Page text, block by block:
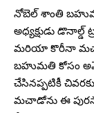
నోబెల్ శాంతి
అధ్యక్షుడు డొనాల్డ్
మరియా కొరీనా మచాడో
బహుమతి కోసం
చేసినప్పటికీ
మచాడోను ఈ